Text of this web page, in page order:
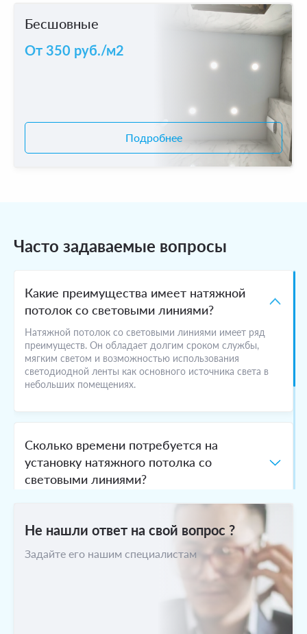
Бесшовные
От 350 руб./м2
Подробнее
Часто задаваемые вопросы
Какие преимущества имеет натяжной
потолок со световыми линиями?
Натяжной потолок со световыми линиями имеет ряд
преимуществ. Он обладает долгим сроком службы,
мягким светом и возможностью использования
светодиодной ленты как основного источника света в
небольших помещениях.
Сколько времени потребуется на
установку натяжного потолка со
световыми линиями?
Можно ли самостоятельно установить
натяжной потолок со световыми
Как можно оформить заказ на натяжной
Не нашли ответ на свой вопрос ?
Задайте его нашим специалистам